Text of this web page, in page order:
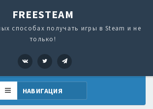
FREESTEAM
способах получать игры в Steam и не
только!
VK Twitter